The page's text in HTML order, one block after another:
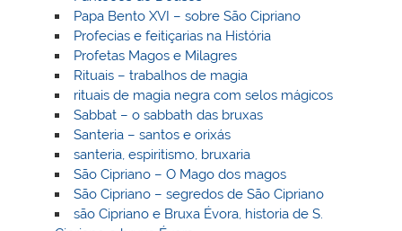
Papa Bento XVI – sobre São Cipriano
Profecias e feitiçarias na História
Profetas Magos e Milagres
Rituais – trabalhos de magia
rituais de magia negra com selos mágicos
Sabbat – o sabbath das bruxas
Santeria – santos e orixás
santeria, espiritismo, bruxaria
São Cipriano – O Mago dos magos
São Cipriano – segredos de São Cipriano
são Cipriano e Bruxa Évora, historia de S.